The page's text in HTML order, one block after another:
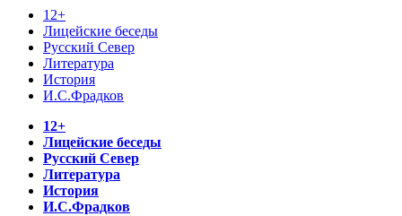
12+
Лицейские беседы
Русский Север
Литература
История
И.С.Фрадков
12+
Лицейские беседы
Русский Север
Литература
История
И.С.Фрадков